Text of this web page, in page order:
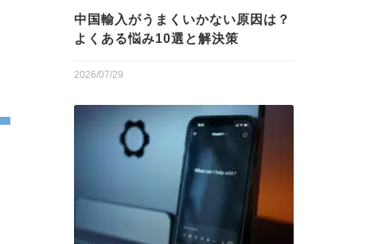
中国輸入がうまくいかない原因は？
よくある悩み10選と解決策
2026/07/29